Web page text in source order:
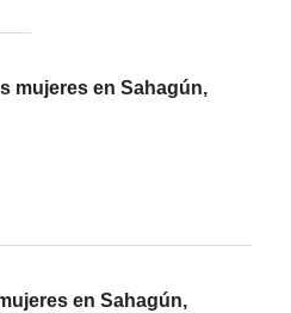
mujeres en Sahagún,
en Sahagún,